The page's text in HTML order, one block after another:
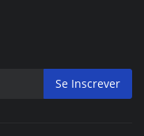
Se Inscrever